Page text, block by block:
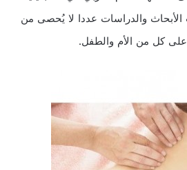
والدراسات عددا لا يُحصى من
على كل من الأم والطفل.